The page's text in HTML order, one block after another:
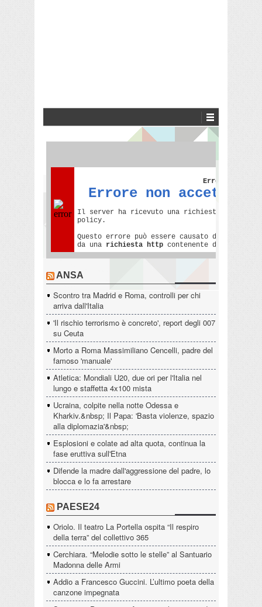
ANSA
Scontro tra Madrid e Roma, controlli per chi
arriva dall'Italia
'Il rischio terrorismo è concreto', report degli 007
su Ceuta
Morto a Roma Massimiliano Cencelli, padre del
famoso 'manuale'
Atletica: Mondiali U20, due ori per l'Italia nel
lungo e staffetta 4x100 mista
Ucraina, colpite nella notte Odessa e
Kharkiv.&nbsp; Il Papa: 'Basta violenze, spazio
alla diplomazia'&nbsp;
Esplosioni e colate ad alta quota, continua la
fase eruttiva sull'Etna
Difende la madre dall'aggressione del padre, lo
blocca e lo fa arrestare
PAESE24
Oriolo. Il teatro La Portella ospita “Il respiro
della terra” del collettivo 365
Cerchiara. “Melodie sotto le stelle” al Santuario
Madonna delle Armi
Addio a Francesco Guccini. L’ultimo poeta della
canzone impegnata